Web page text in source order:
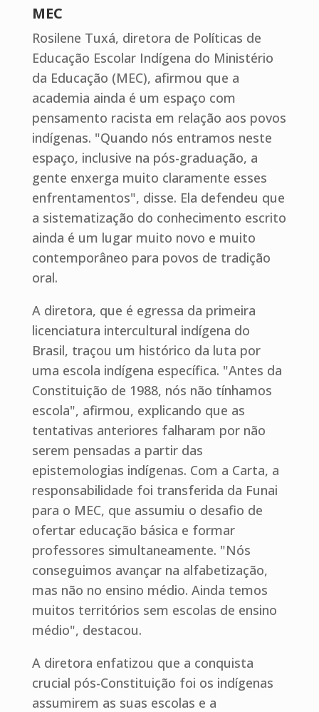
MEC
Rosilene Tuxá, diretora de Políticas de
Educação Escolar Indígena do Ministério
da Educação (MEC), afirmou que a
academia ainda é um espaço com
pensamento racista em relação aos povos
indígenas. "Quando nós entramos neste
espaço, inclusive na pós-graduação, a
gente enxerga muito claramente esses
enfrentamentos", disse. Ela defendeu que
a sistematização do conhecimento escrito
ainda é um lugar muito novo e muito
contemporâneo para povos de tradição
oral.
A diretora, que é egressa da primeira
licenciatura intercultural indígena do
Brasil, traçou um histórico da luta por
uma escola indígena específica. "Antes da
Constituição de 1988, nós não tínhamos
escola", afirmou, explicando que as
tentativas anteriores falharam por não
serem pensadas a partir das
epistemologias indígenas. Com a Carta, a
responsabilidade foi transferida da Funai
para o MEC, que assumiu o desafio de
ofertar educação básica e formar
professores simultaneamente. "Nós
conseguimos avançar na alfabetização,
mas não no ensino médio. Ainda temos
muitos territórios sem escolas de ensino
médio", destacou.
A diretora enfatizou que a conquista
crucial pós-Constituição foi os indígenas
assumirem as suas escolas e a